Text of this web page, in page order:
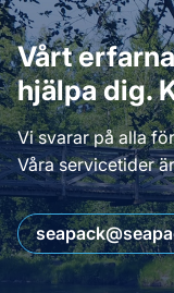
Vårt
hjälpa dig.
Vi svarar på alla
Våra servicetider